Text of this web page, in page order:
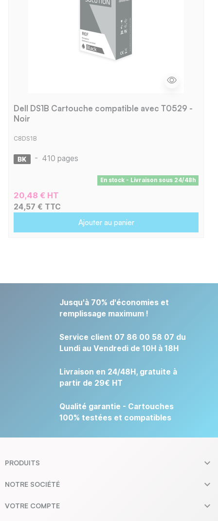
Dell DS1B Cartouche compatible avec T0529 -
Noir
C8DS1B
- 410 pages
En stock - Livraison sous 24/48h
20,48 € HT
24,57 € TTC
Ajouter au panier
Jusqu'à 70% d'économies et
remplissage maximum !
Service client 07 86 00 58 07 du
Lundi au Vendredi de 10H à 18H
Livraison en 24/48H, gratuite à
partir de 29€ HT
Qualité garantie - Cartouches
100% testées et compatibles
PRODUITS 
NOTRE SOCIÉTÉ 
VOTRE COMPTE 